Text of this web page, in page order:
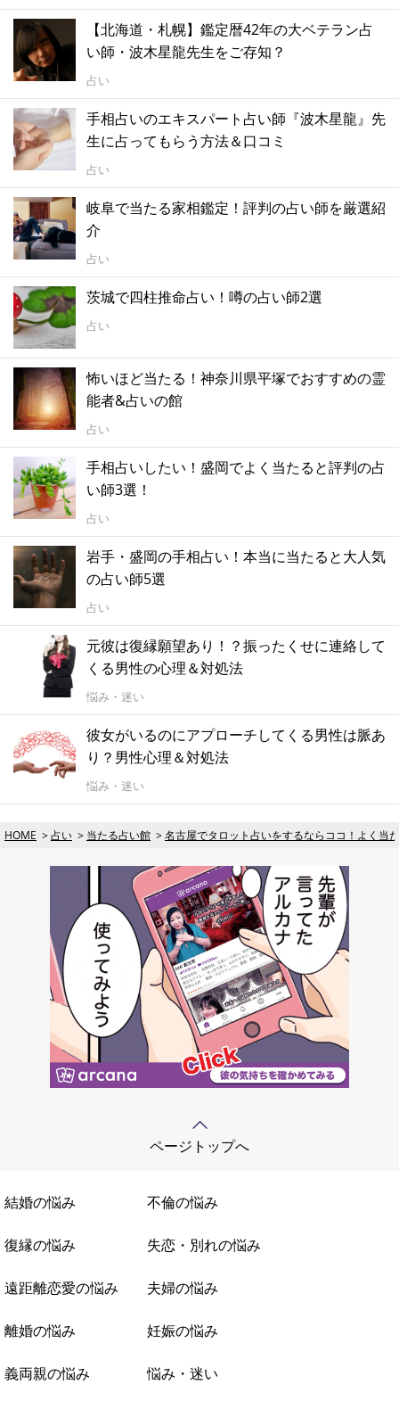
【北海道・札幌】鑑定暦42年の大ベテラン占
い師・波木星龍先生をご存知？
占い
手相占いのエキスパート占い師『波木星龍』先
生に占ってもらう方法＆口コミ
占い
岐阜で当たる家相鑑定！評判の占い師を厳選紹
介
占い
茨城で四柱推命占い！噂の占い師2選
占い
怖いほど当たる！神奈川県平塚でおすすめの霊
能者&占いの館
占い
手相占いしたい！盛岡でよく当たると評判の占
い師3選！
占い
岩手・盛岡の手相占い！本当に当たると大人気
の占い師5選
占い
元彼は復縁願望あり！？振ったくせに連絡して
くる男性の心理＆対処法
悩み・迷い
彼女がいるのにアプローチしてくる男性は脈あ
り？男性心理＆対処法
悩み・迷い
HOME 占い 当たる占い館 名古屋でタロット占いをするならココ！よく当
ページトップへ
結婚の悩み 不倫の悩み
復縁の悩み 失恋・別れの悩み
遠距離恋愛の悩み 夫婦の悩み
離婚の悩み 妊娠の悩み
義両親の悩み 悩み・迷い